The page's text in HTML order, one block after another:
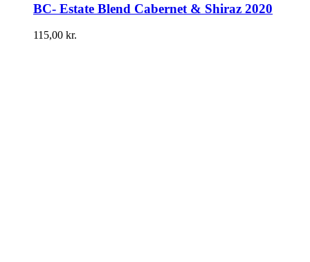
BC- Estate Blend Cabernet & Shiraz 2020
115,00 kr.